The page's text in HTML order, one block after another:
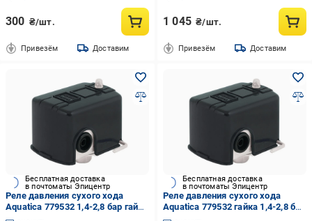
300 ₴/шт.
Привезём Доставим
1 045 ₴/шт.
Привезём Доставим
Бесплатная доставка
в почтоматы Эпицентр
Реле давления сухого хода
Aquatica 779532 1,4-2,8 бар гайка
(AKD4160)
Бесплатная доставка
в почтоматы Эпицентр
Реле давления сухого хода
Aquatica 779532 гайка 1,4-2,8 бар
(AKD4160)